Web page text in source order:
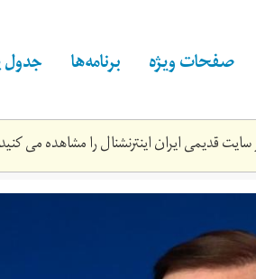
صفحات ویژه برنامه‌ها
قدیمی ایران اینترنشنال را مشاهده می